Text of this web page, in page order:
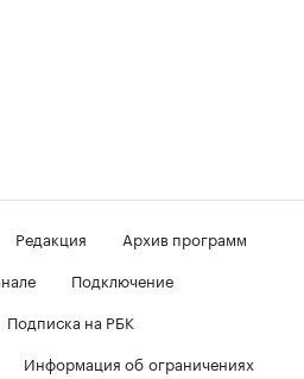
Редакция
Архив программ
Подключение
Подписка на РБК
Информация об ограничениях